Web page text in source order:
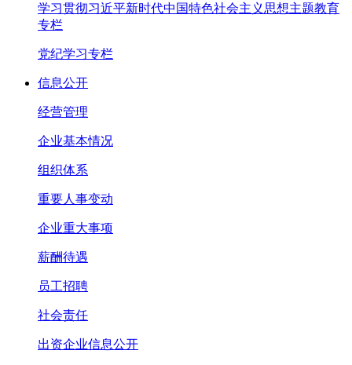
学习贯彻习近平新时代中国特色社会主义思想主题教育
专栏
党纪学习专栏
信息公开
经营管理
企业基本情况
组织体系
重要人事变动
企业重大事项
薪酬待遇
员工招聘
社会责任
出资企业信息公开